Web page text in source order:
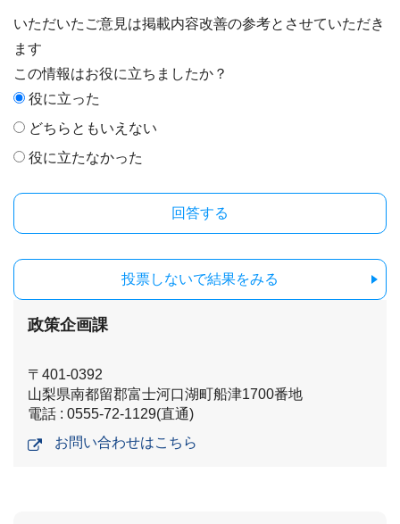
いただいたご意見は掲載内容改善の参考とさせていただき
ます
この情報はお役に立ちましたか？
役に立った
どちらともいえない
役に立たなかった
投票しないで結果をみる
政策企画課
〒401-0392
山梨県南都留郡富士河口湖町船津1700番地
電話 : 0555-72-1129(直通)
お問い合わせはこちら